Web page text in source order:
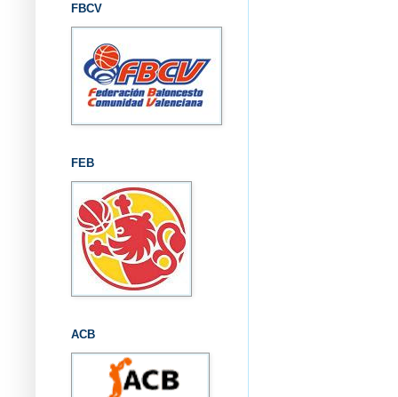
FBCV
FEB
ACB